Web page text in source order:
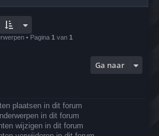
• Pagina 1 van 1
Ga naar
plaatsen in dit forum
in dit forum
wijzigen in dit forum